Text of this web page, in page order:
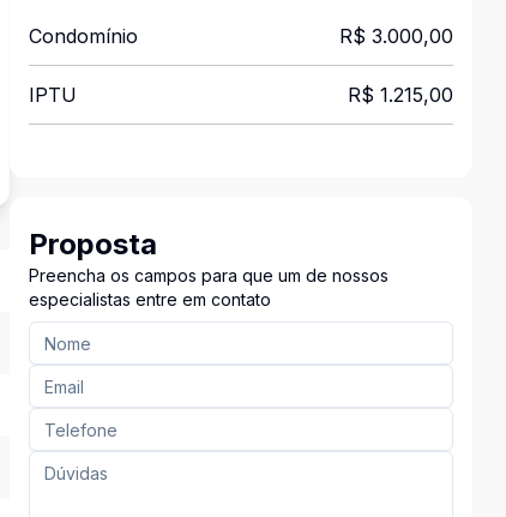
Condomínio R$ 3.000,00
IPTU R$ 1.215,00
Proposta
Preencha os campos para que um de nossos
especialistas entre em contato